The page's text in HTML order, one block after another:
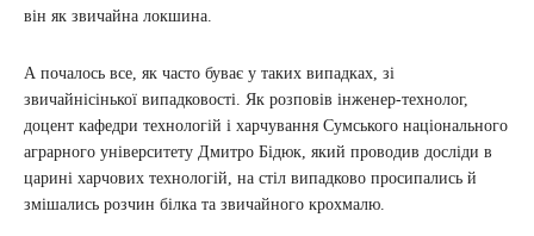
він як звичайна локшина.
А почалось все, як часто буває у таких випадках, зі
звичайнісінької випадковості. Як розповів інженер-технолог,
доцент кафедри технологій і харчування Сумського національного
аграрного університету Дмитро Бідюк, який проводив досліди в
царині харчових технологій, на стіл випадково просипались й
змішались розчин білка та звичайного крохмалю.